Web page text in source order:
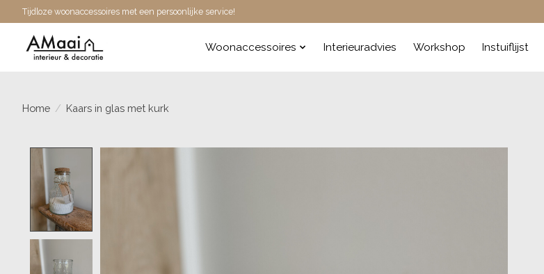
Tijdloze woonaccessoires met een persoonlijke service!
Woonaccessoires Interieuradvies Workshop Instuiflijst
Home / Kaars in glas met kurk